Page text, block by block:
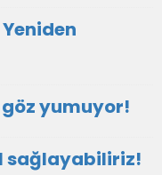
yumuyor!
sağlayabiliriz!